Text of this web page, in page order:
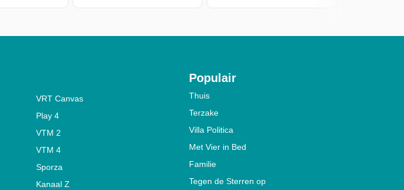
VRT Canvas
Play 4
VTM 2
VTM 4
Sporza
Kanaal Z
Populair
Thuis
Terzake
Villa Politica
Met Vier in Bed
Familie
Tegen de Sterren op